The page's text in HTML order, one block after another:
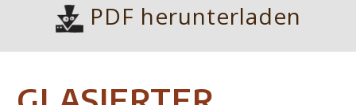
PDF herunterladen